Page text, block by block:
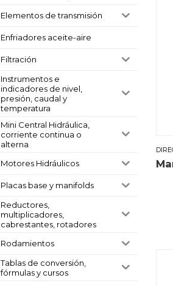
Elementos de transmisión
Enfriadores aceite-aire
Filtración
Instrumentos e
indicadores de nivel,
presión, caudal y
temperatura
Mini Central Hidráulica,
corriente continua o
alterna
Motores Hidráulicos
Placas base y manifolds
Reductores,
multiplicadores,
cabrestantes, rotadores
Rodamientos
Tablas de conversión,
fórmulas y cursos